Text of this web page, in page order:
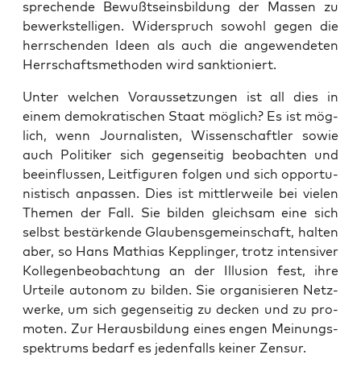
spre­chen­de Bewußt­seins­bil­dung der Mas­sen zu
bewerk­stel­li­gen. Wider­spruch sowohl gegen die
herr­schen­den Ideen als auch die ange­wen­de­ten
Herr­schafts­me­tho­den wird sanktioniert.
Unter wel­chen Vor­aus­set­zun­gen ist all dies in
einem demo­kra­ti­schen Staat mög­lich? Es ist mög­
lich, wenn Jour­na­lis­ten, Wis­sen­schaft­ler sowie
auch Poli­ti­ker sich gegen­sei­tig beob­ach­ten und
beein­flus­sen, Leit­fi­gu­ren fol­gen und sich oppor­tu­
nis­tisch anpas­sen. Dies ist mitt­ler­wei­le bei vie­len
The­men der Fall. Sie bil­den gleich­sam eine sich
selbst bestär­ken­de Glau­bens­ge­mein­schaft, hal­ten
aber, so Hans Mathi­as Kepp­lin­ger, trotz inten­si­ver
Kol­le­gen­be­ob­ach­tung an der Illu­si­on fest, ihre
Urtei­le auto­nom zu bil­den. Sie orga­ni­sie­ren Netz­
wer­ke, um sich gegen­sei­tig zu decken und zu pro­
mo­ten. Zur Her­aus­bil­dung eines engen Mei­nungs­
spek­trums bedarf es jeden­falls kei­ner Zensur.